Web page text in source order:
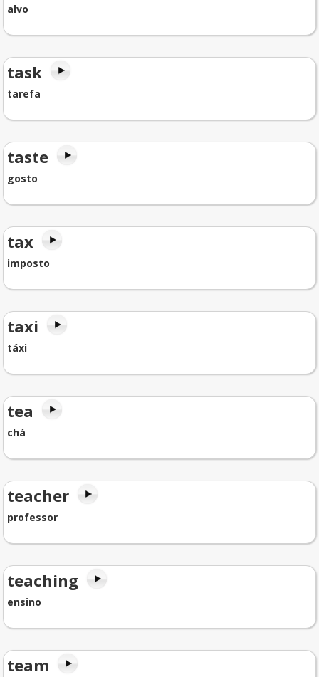
alvo
task
tarefa
taste
gosto
tax
imposto
taxi
táxi
tea
chá
teacher
professor
teaching
ensino
team